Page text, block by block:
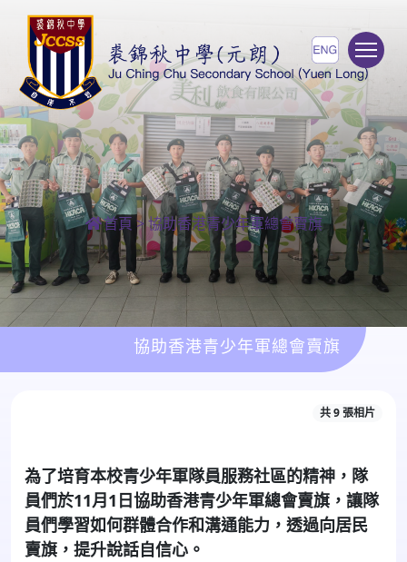
首頁 >協助香港青少年軍總會賣旗
協助香港青少年軍總會賣旗
共 9 張相片
為了培育本校青少年軍隊員服務社區的精神，隊
員們於11月1 日協助香港青少年軍總會賣旗，讓隊
員們學習如何群體合作和溝通能力，透過向居民
賣旗，提升說話自信心。